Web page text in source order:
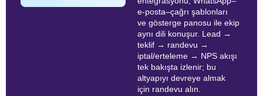
e-posta–çağrı şablonları
ve gösterge panosu ile ekip
aynı dili konuşur. Lead →
teklif → randevu →
iptal/erteleme → NPS akışı
tek bakışta izlenir; bu
altyapıyı devreye almak
için randevu alın.